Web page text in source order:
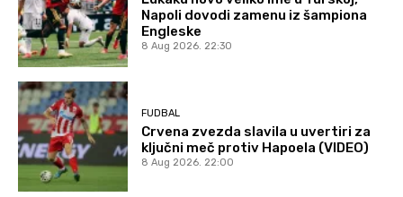
Napoli dovodi zamenu iz šampiona
Engleske
8 Aug 2026. 22:30
FUDBAL
Crvena zvezda slavila u uvertiri za
ključni meč protiv Hapoela (VIDEO)
8 Aug 2026. 22:00